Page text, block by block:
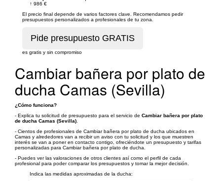
↑ 986 €
El precio final depende de varios factores clave. Recomendamos pedir
presupuestos personalizados a profesionales de tu zona.
es gratis y sin compromiso
Cambiar bañera por plato de
ducha Camas (Sevilla)
¿Cómo funciona?
- Explica tu solicitud de presupuesto para el servicio de Cambiar bañera por plato
de ducha Camas (Sevilla)
- Cientos de profesionales de Cambiar bañera por plato de ducha ubicados en
Camas y alrededores van a recibir un aviso con tu solicitud y los que muestren
interés se van a poner en contacto contigo, ofreciéndote un presupuesto y tarifas
personalizadas para Cambiar bañera por plato de ducha.
- Puedes ver las valoraciones de otros clientes así como el perfil de cada
profesional para poder comparar los presupuestos y tomar la mejor decisión.
Indica las medidas aproximadas de la ducha: